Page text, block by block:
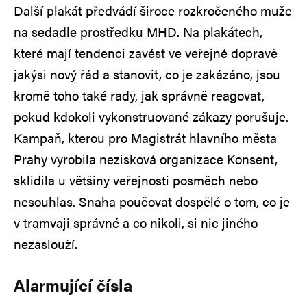
Další plakát předvádí široce rozkročeného muže
na sedadle prostředku MHD. Na plakátech,
které mají tendenci zavést ve veřejné dopravě
jakýsi nový řád a stanovit, co je zakázáno, jsou
kromě toho také rady, jak správně reagovat,
pokud kdokoli vykonstruované zákazy porušuje.
Kampaň, kterou pro Magistrát hlavního města
Prahy vyrobila nezisková organizace Konsent,
sklidila u většiny veřejnosti posměch nebo
nesouhlas. Snaha poučovat dospělé o tom, co je
v tramvaji správné a co nikoli, si nic jiného
nezaslouží.
Alarmující čísla